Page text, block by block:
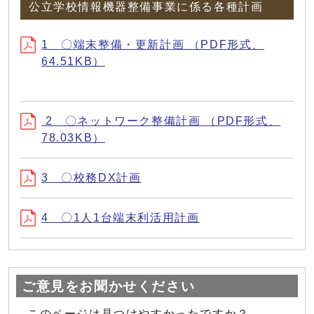
公立学校情報機器整備事業に係る各種計画
1 〇端末整備・更新計画 （PDF形式、
64.51KB）
2 〇ネットワーク整備計画 （PDF形式、
78.03KB）
3 〇校務DX計画
4 〇1人1台端末利活用計画
ご意見をお聞かせください